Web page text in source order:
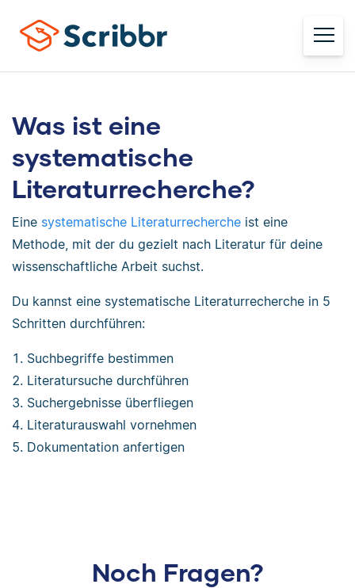
Was ist eine
systematische
Literaturrecherche?
Eine systematische Literaturrecherche ist eine
Methode, mit der du gezielt nach Literatur für deine
wissenschaftliche Arbeit suchst.
Du kannst eine systematische Literaturrecherche in 5
Schritten durchführen:
Suchbegriffe bestimmen
Literatursuche durchführen
Suchergebnisse überfliegen
Literaturauswahl vornehmen
Dokumentation anfertigen
Noch Fragen?